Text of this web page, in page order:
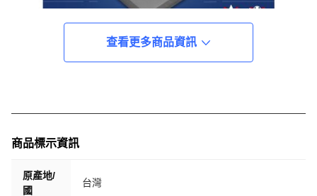
查看更多商品資訊
商品標示資訊
原產地/
國
台灣